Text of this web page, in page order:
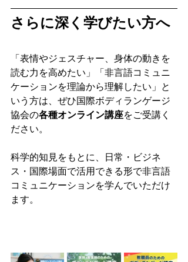
さらに深く学びたい方へ
「表情やジェスチャー、身体の動きを
読む力を高めたい」「非言語コミュニ
ケーションを理論から理解したい」と
いう方は、ぜひ国際ボディランゲージ
協会の各種オンライン講座をご受講く
ださい。
科学的知見をもとに、日常・ビジネ
ス・国際場面で活用できる形で非言語
コミュニケーションを学んでいただけ
ます。